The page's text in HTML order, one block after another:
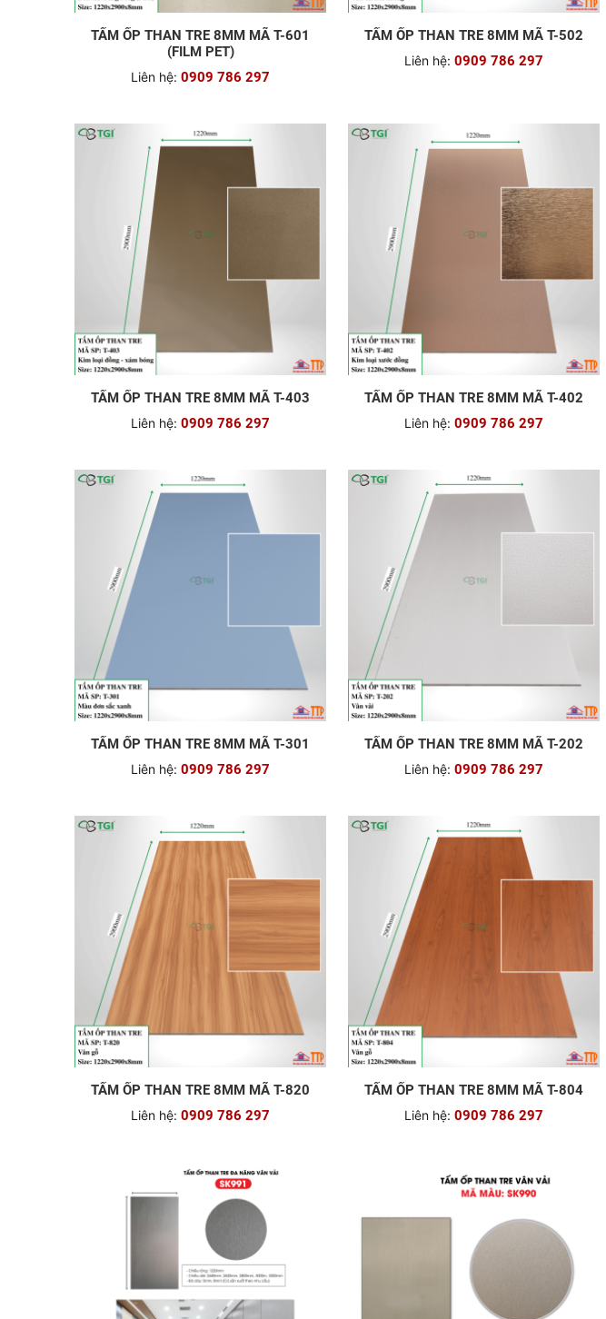
TẤM ỐP THAN TRE 8MM MÃ T-601
(FILM PET)
Liên hệ: 0909 786 297
TẤM ỐP THAN TRE 8MM MÃ T-502
Liên hệ: 0909 786 297
TẤM ỐP THAN TRE 8MM MÃ T-403
Liên hệ: 0909 786 297
TẤM ỐP THAN TRE 8MM MÃ T-402
Liên hệ: 0909 786 297
TẤM ỐP THAN TRE 8MM MÃ T-301
Liên hệ: 0909 786 297
TẤM ỐP THAN TRE 8MM MÃ T-202
Liên hệ: 0909 786 297
TẤM ỐP THAN TRE 8MM MÃ T-820
Liên hệ: 0909 786 297
TẤM ỐP THAN TRE 8MM MÃ T-804
Liên hệ: 0909 786 297